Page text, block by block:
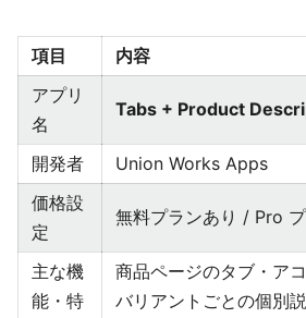
項目
内容
アプリ
名
Tabs + Product
開発者
Union Works Apps
価格設
定
無料プランあり / Pro
主な機
能・特
商品ページのタブ・ア
バリアントごとの個別